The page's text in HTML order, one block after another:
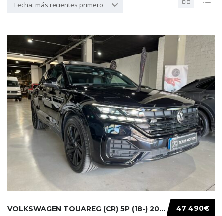
Fecha: más recientes primero
47 490€
VOLKSWAGEN TOUAREG (CR) 5P (18-) 2021...